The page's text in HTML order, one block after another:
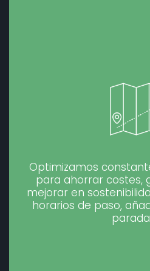
Optimizamos
para ahorrar costes,
mejorar en
horarios de paso,